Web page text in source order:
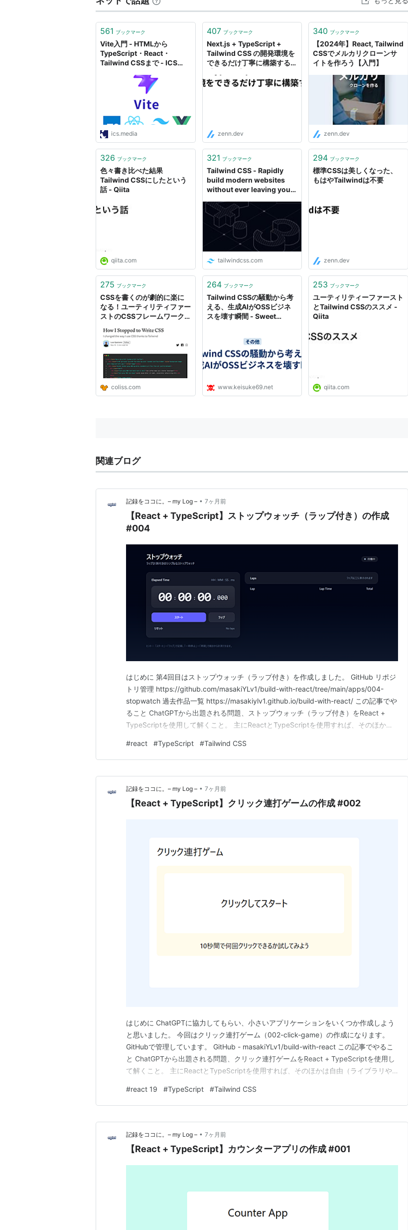
561 ブックマーク
Vite入門 - HTMLから
TypeScript・React・
Tailwind CSSまで - ICS
ics.media
407 ブックマーク
Next.js + TypeScript +
Tailwind CSS の開発環境を
できるだけ丁寧に構築する
zenn.dev
340 ブックマーク
【2024年】React, Tailwind
CSSでメルカリクローンサ
イトを作ろう【入門】
zenn.dev
326 ブックマーク
色々書き比べた結果
Tailwind CSSにしたという
話 - Qiita
qiita.com
321 ブックマーク
Tailwind CSS - Rapidly
build modern websites
without ever leaving your
tailwindcss.com
294 ブックマーク
標準CSSは美しくなった、
もはやTailwindは不要
zenn.dev
275 ブックマーク
CSSを書くのが劇的に楽に
なる！ユーティリティファー
ストのCSSフレームワーク
coliss.com
264 ブックマーク
Tailwind CSSの騒動から考
える、生成AIがOSSビジネ
スを壊す瞬間 - Sweet
www.keisuke69.net
253 ブックマーク
ユーティリティーファースト
とTailwind CSSのススメ -
Qiita
qiita.com
関連ブログ
記録をココに。– my Log – • 7ヶ月前
【React + TypeScript】ストップウォッチ（ラップ付き）の作成
#004
はじめに 第4回目はストップウォッチ（ラップ付き）を作成しました。 GitHub リポジ
トリ管理 https://github.com/masakiYLv1/build-with-react/tree/main/apps/004-
stopwatch 過去作品一覧 https://masakiylv1.github.io/build-with-react/ この記事でや
ること ChatGPTから出題される問題、ストップウォッチ（ラップ付き）をReact +
TypeScriptを使用して解くこと。 主にReactとTypeScriptを使用すれば、そのほかは
#react #TypeScript #Tailwind CSS
記録をココに。– my Log – • 7ヶ月前
【React + TypeScript】クリック連打ゲームの作成 #002
はじめに ChatGPTに協力してもらい、小さいアプリケーションをいくつか作成しよう
と思いました。 今回はクリック連打ゲーム（002-click-game）の作成になります。
GitHubで管理しています。 GitHub - masakiYLv1/build-with-react この記事でやるこ
と ChatGPTから出題される問題、クリック連打ゲームをReact + TypeScriptを使用し
て解くこと。 主にReactとTypeScriptを使用すれば、そのほかは自由（ライブラリや
いです。 https://ma…
#react 19 #TypeScript #Tailwind CSS
記録をココに。– my Log – • 7ヶ月前
【React + TypeScript】カウンターアプリの作成 #001